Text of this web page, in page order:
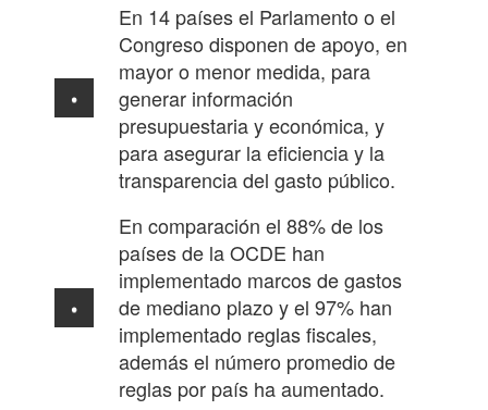
En 14 países el Parlamento o el
Congreso disponen de apoyo, en
mayor o menor medida, para
generar información
presupuestaria y económica, y
para asegurar la eficiencia y la
transparencia del gasto público.
En comparación el 88% de los
países de la OCDE han
implementado marcos de gastos
de mediano plazo y el 97% han
implementado reglas fiscales,
además el número promedio de
reglas por país ha aumentado.